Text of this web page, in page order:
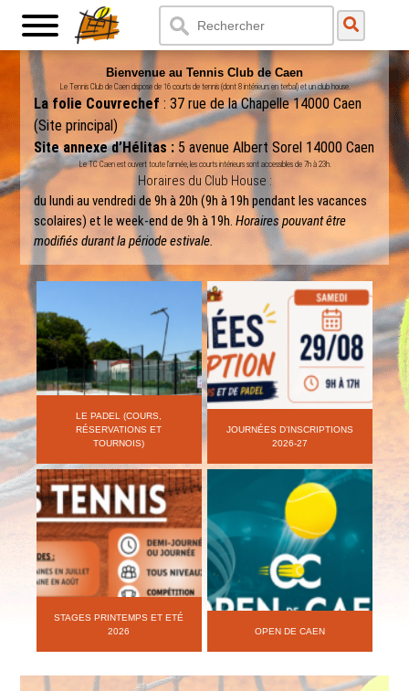
Bienvenue au Tennis Club de Caen
Le Tennis Club de Caen dispose de 16 courts de tennis (dont 8 intérieurs en terbal) et un club house.
La folie Couvrechef : 37 rue de la Chapelle 14000 Caen
(Site principal)
Site annexe d’Hélitas : 5 avenue Albert Sorel 14000 Caen
Le TC Caen est ouvert toute l’année, les courts intérieurs sont accessibles de 7h à 23h.
Horaires du Club House :
du lundi au vendredi de 9h à 20h (9h à 19h pendant les vacances
scolaires) et le week-end de 9h à 19h.Horaires pouvant être
modifiés durant la période estivale.
LE PADEL (COURS,
RÉSERVATIONS ET
TOURNOIS)
JOURNÉES D’INSCRIPTIONS
2026-27
STAGES PRINTEMPS ET ETÉ
2026
OPEN DE CAEN